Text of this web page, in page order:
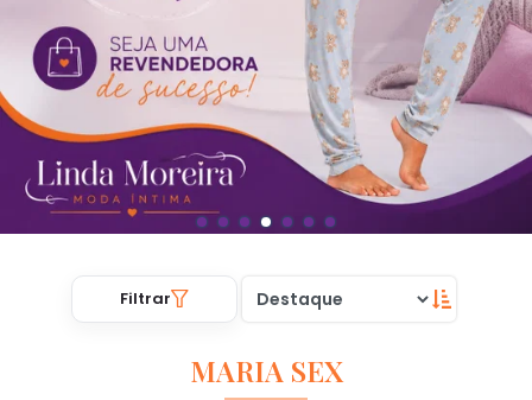
Filtrar
MARIA SEX